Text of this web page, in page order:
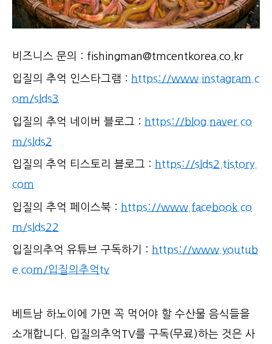
비즈니스 문의 : fishingman@tmcentkorea.co.kr
입질의 추억 인스타그램 : https://www.instagram.c
om/slds3
입질의 추억 네이버 블로그 : https://blog.naver.co
m/slds2
입질의 추억 티스토리 블로그 : https://slds2.tistory.
com
입질의 추억 페이스북 : https://www.facebook.co
m/slds22
입질의추억 유튜브 구독하기 : https://www.youtub
e.com/입질의추억tv
베트남 하노이에 가면 꼭 먹어야 할 수산물 음식들을
소개합니다. 입질의추억TV를 구독(무료)하는 것은 사